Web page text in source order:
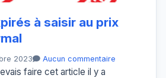
à saisir au prix
2023 Aucun commentaire
faire cet article il y a